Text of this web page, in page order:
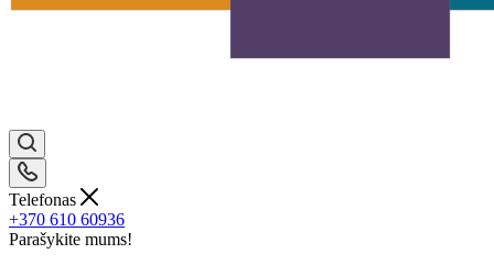
Telefonas
+370 610 60936
Parašykite mums!